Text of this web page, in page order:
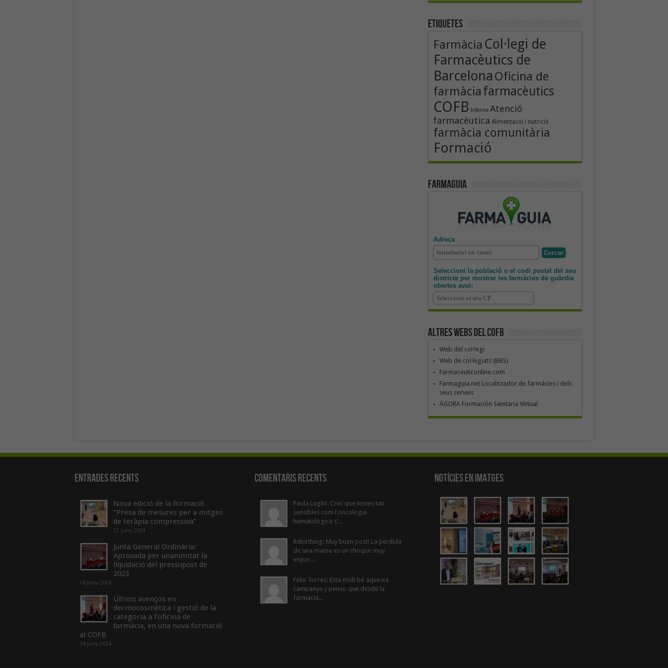
Etiquetes
Farmàcia Col·legi de
Farmacèutics de
Barcelona Oficina de
farmàcia farmacèutics
COFB Infarma Atenció
farmacèutica Alimentació i nutrició
farmàcia comunitària
Formació
Farmaguia
Adreça
Seleccioni la població o el codi postal del seu
districte per mostrar les farmàcies de guàrdia
obertes avui:
Altres webs del COFB
Web del col·legi
Web de col·legiats (BBS)
Farmaceuticonline.com
Farmaguia.net Localitzador de farmàcies i dels
seus serveis
ÁGORA Formación Sanitaria Virtual
Entrades recents
Nova edició de la formació
“Presa de mesures per a mitges
de teràpia compressiva”
21 juny 2024
Junta General Ordinària:
Aprovada per unanimitat la
liquidació del pressupost de
2023
18 juny 2024
Últims avenços en
dermocosmètica i gestió de la
categoria a l’oficina de
farmàcia, en una nova formació
al COFB
18 juny 2024
Comentaris Recents
Paula Luglin: Crec que temes tan
sensibles com l'oncologia
hematològica s'...
Rebirthing: Muy buen post! La perdida
de una mama es un choque muy
impor...
Felix Torres: Esta molt bé aquesta
campanya y penso que desde la
farmacia...
Notícies en Imatges